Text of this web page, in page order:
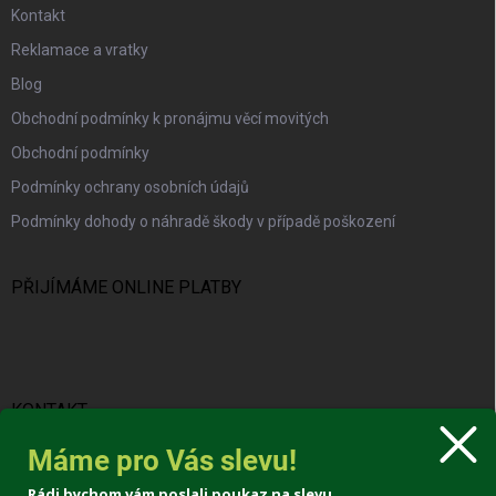
Kontakt
Reklamace a vratky
Blog
Obchodní podmínky k pronájmu věcí movitých
Obchodní podmínky
Podmínky ochrany osobních údajů
Podmínky dohody o náhradě škody v případě poškození
PŘIJÍMÁME ONLINE PLATBY
KONTAKT
info@protravnik.cz
Máme pro Vás slevu!